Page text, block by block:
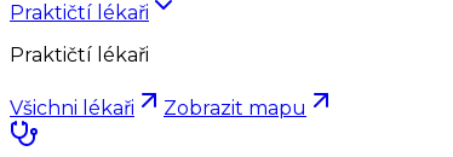
Praktičtí lékaři
Praktičtí lékaři
Všichni lékaři Zobrazit mapu